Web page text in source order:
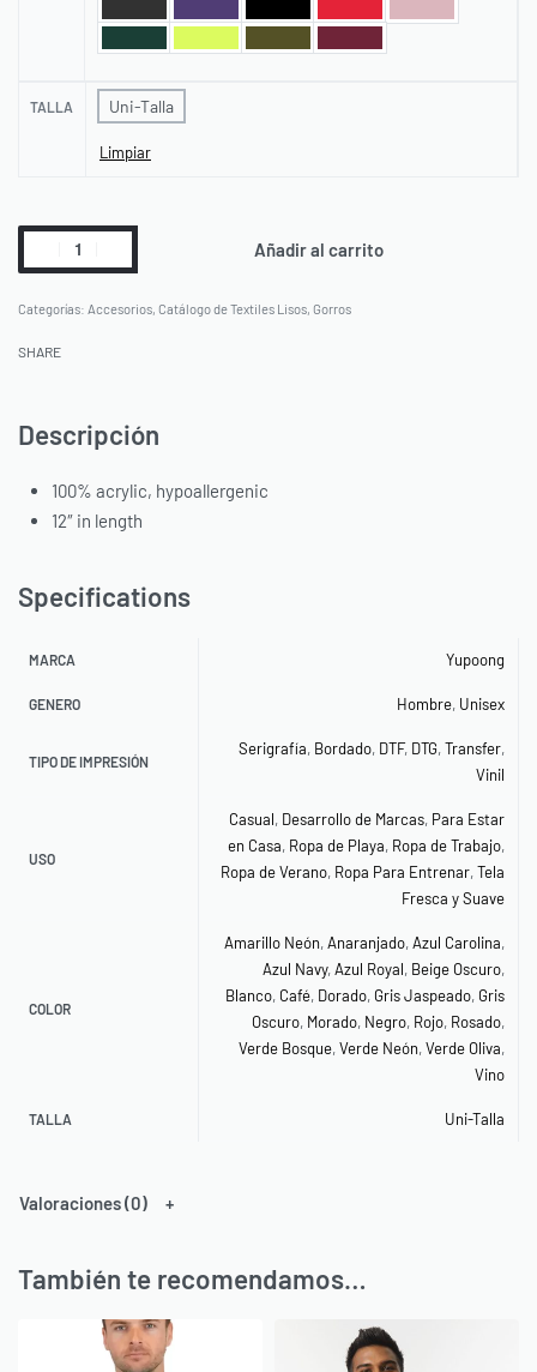
TALLA Uni-Talla
Limpiar
Añadir al carrito
Categorías: Accesorios, Catálogo de Textiles Lisos, Gorros
SHARE
Descripción
100% acrylic, hypoallergenic
12″ in length
Specifications
MARCA Yupoong
GENERO Hombre, Unisex
TIPO DE IMPRESIÓN
Serigrafía, Bordado, DTF, DTG,Transfer,
Vinil
USO
Casual, Desarrollo de Marcas, Para Estar
en Casa, Ropa de Playa, Ropa de Trabajo,
Ropa de Verano, Ropa Para Entrenar,Tela
Fresca y Suave
COLOR
Amarillo Neón,Anaranjado,Azul Carolina,
Azul Navy,Azul Royal, Beige Oscuro,
Blanco, Café, Dorado, Gris Jaspeado, Gris
Oscuro, Morado, Negro, Rojo, Rosado,
Verde Bosque,Verde Neón,Verde Oliva,
Vino
TALLA Uni-Talla
Valoraciones (0)
También te recomendamos…